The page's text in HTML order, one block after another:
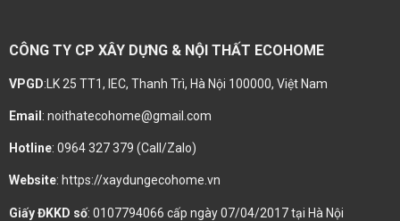
CÔNG TY CP XÂY DỰNG & NỘI THẤT ECOHOME
VPGD:LK 25 TT1, IEC, Thanh Trì, Hà Nội 100000, Việt Nam
Email : noithatecohome@gmail.com
Hotline: 0964 327 379 (Call/Zalo)
Website: https://xaydungecohome.vn
Giấy ĐKKD số: 0107794066 cấp ngày 07/04/2017 tại Hà Nội